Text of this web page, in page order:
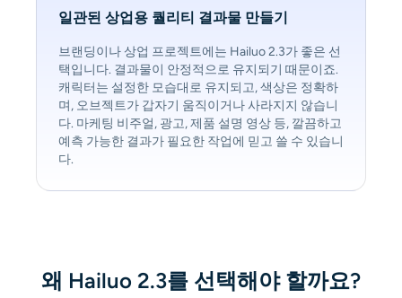
일관된 상업용 퀄리티 결과물 만들기
브랜딩이나 상업 프로젝트에는 Hailuo 2.3가 좋은 선
택입니다. 결과물이 안정적으로 유지되기 때문이죠.
캐릭터는 설정한 모습대로 유지되고, 색상은 정확하
며, 오브젝트가 갑자기 움직이거나 사라지지 않습니
다. 마케팅 비주얼, 광고, 제품 설명 영상 등, 깔끔하고
예측 가능한 결과가 필요한 작업에 믿고 쓸 수 있습니
다.
왜 Hailuo 2.3를 선택해야 할까요?